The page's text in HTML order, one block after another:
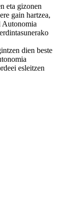
eta gizonen
gain hartzea,
Autonomia
dien beste
esleitzen